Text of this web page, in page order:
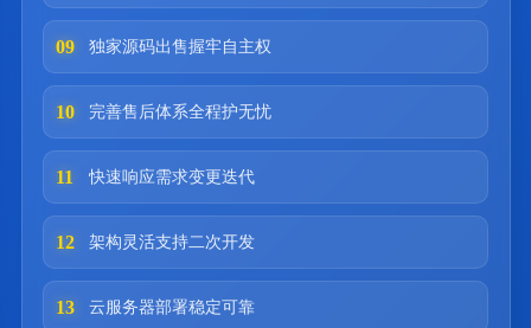
09 独家源码出售握牢自主权
10 完善售后体系全程护无忧
11 快速响应需求变更迭代
12 架构灵活支持二次开发
13 云服务器部署稳定可靠